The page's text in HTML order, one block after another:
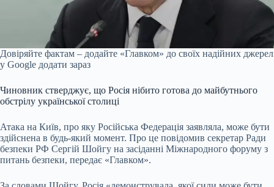
Довіряйте фактам – додайте «Главком» до своїх надійних джерел
у Google додати зараз
Чиновник стверджує, що Росія нібито готова до майбутнього
обстрілу української столиці
Атака на Київ, про яку Російська Федерація заявляла, може бути
здійснена в будь-який момент. Про це повідомив секретар Ради
безпеки РФ Сергій Шойгу на засіданні Міжнародного форуму з
питань безпеки, передає «Главком».